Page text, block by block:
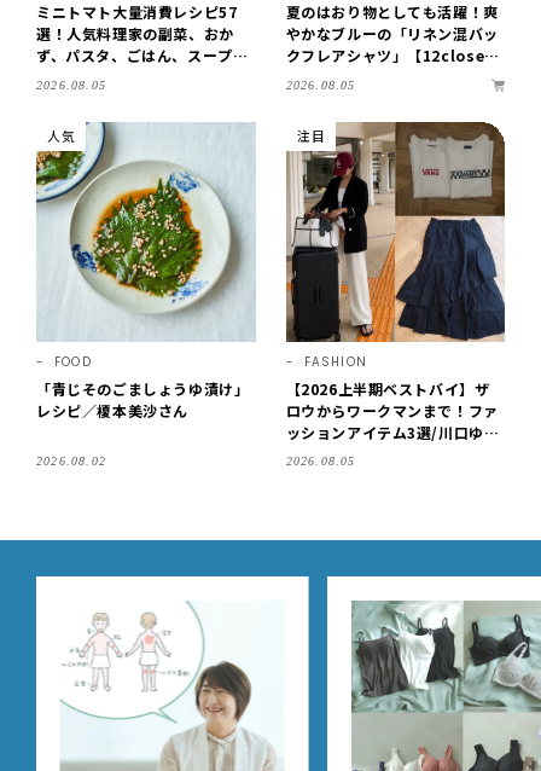
ミニトマト大量消費レシピ57
選！人気料理家の副菜、おか
ず、パスタ、ごはん、スープま
で【保存版】
2026.08.05
夏のはおり物としても活躍！爽
やかなブルーの「リネン混バッ
クフレアシャツ」【12close
t】
2026.08.05
人気
FOOD
「青じそのごましょうゆ漬け」
レシピ／榎本美沙さん
2026.08.02
注目
FASHION
【2026上半期ベストバイ】ザ
ロウからワークマンまで！ファ
ッションアイテム3選/川口ゆか
り
2026.08.05